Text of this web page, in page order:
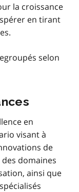
la croissance
en tirant
selon
en
visant à
de
domaines
ainsi que